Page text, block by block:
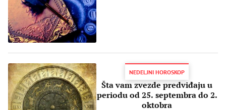
NEDELJNI HOROSKOP
Šta vam zvezde predviđaju u
periodu od 25. septembra do 2.
oktobra